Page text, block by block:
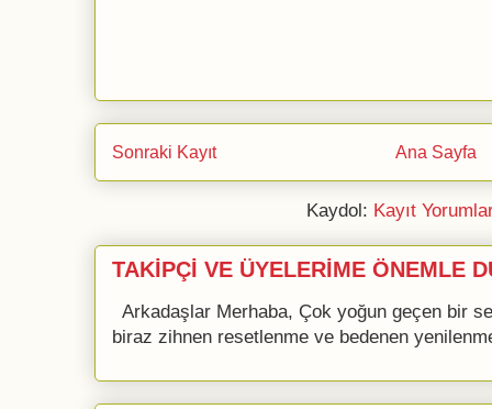
Sonraki Kayıt Ana Sayfa
Kaydol: Kayıt
TAKİPÇİ VE ÜYELERİME ÖNEMLE
Arkadaşlar Merhaba, Çok yoğun geçen bir
biraz zihnen resetlenme ve bedenen